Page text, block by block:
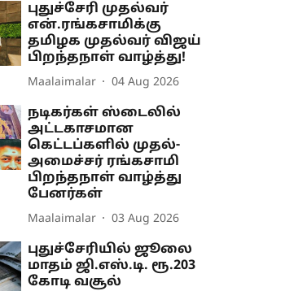
புதுச்சேரி முதல்வர்
என்.ரங்கசாமிக்கு
தமிழக முதல்வர் விஜய்
பிறந்தநாள் வாழ்த்து!
Maalaimalar 04 Aug 2026
நடிகர்கள் ஸ்டைலில்
அட்டகாசமான
கெட்டப்களில் முதல்-
அமைச்சர் ரங்கசாமி
பிறந்தநாள் வாழ்த்து
பேனர்கள்
Maalaimalar 03 Aug 2026
புதுச்சேரியில் ஜூலை
மாதம் ஜி.எஸ்.டி. ரூ.203
கோடி வசூல்